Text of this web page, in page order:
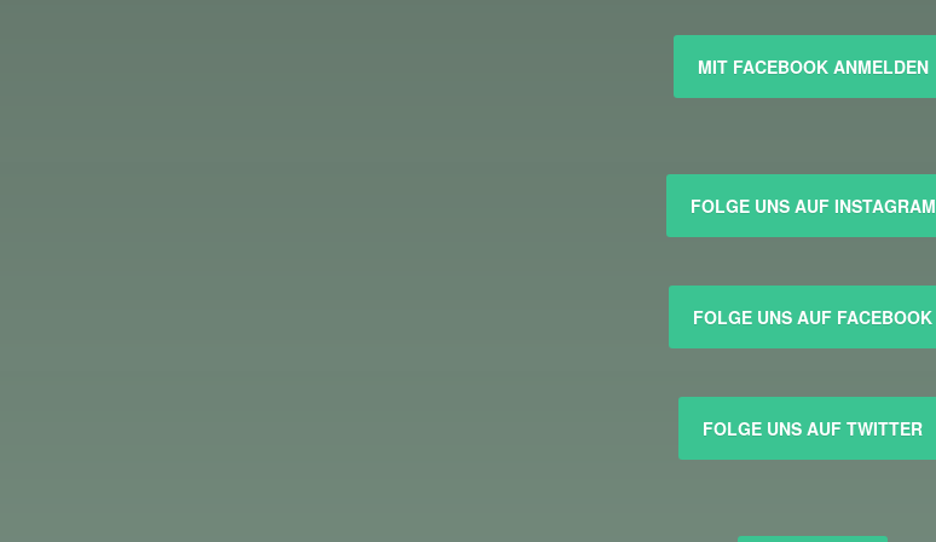
MIT FACEBOOK ANMELDEN
FOLGE UNS AUF INSTAGRAM
FOLGE UNS AUF FACEBOOK
FOLGE UNS AUF TWITTER